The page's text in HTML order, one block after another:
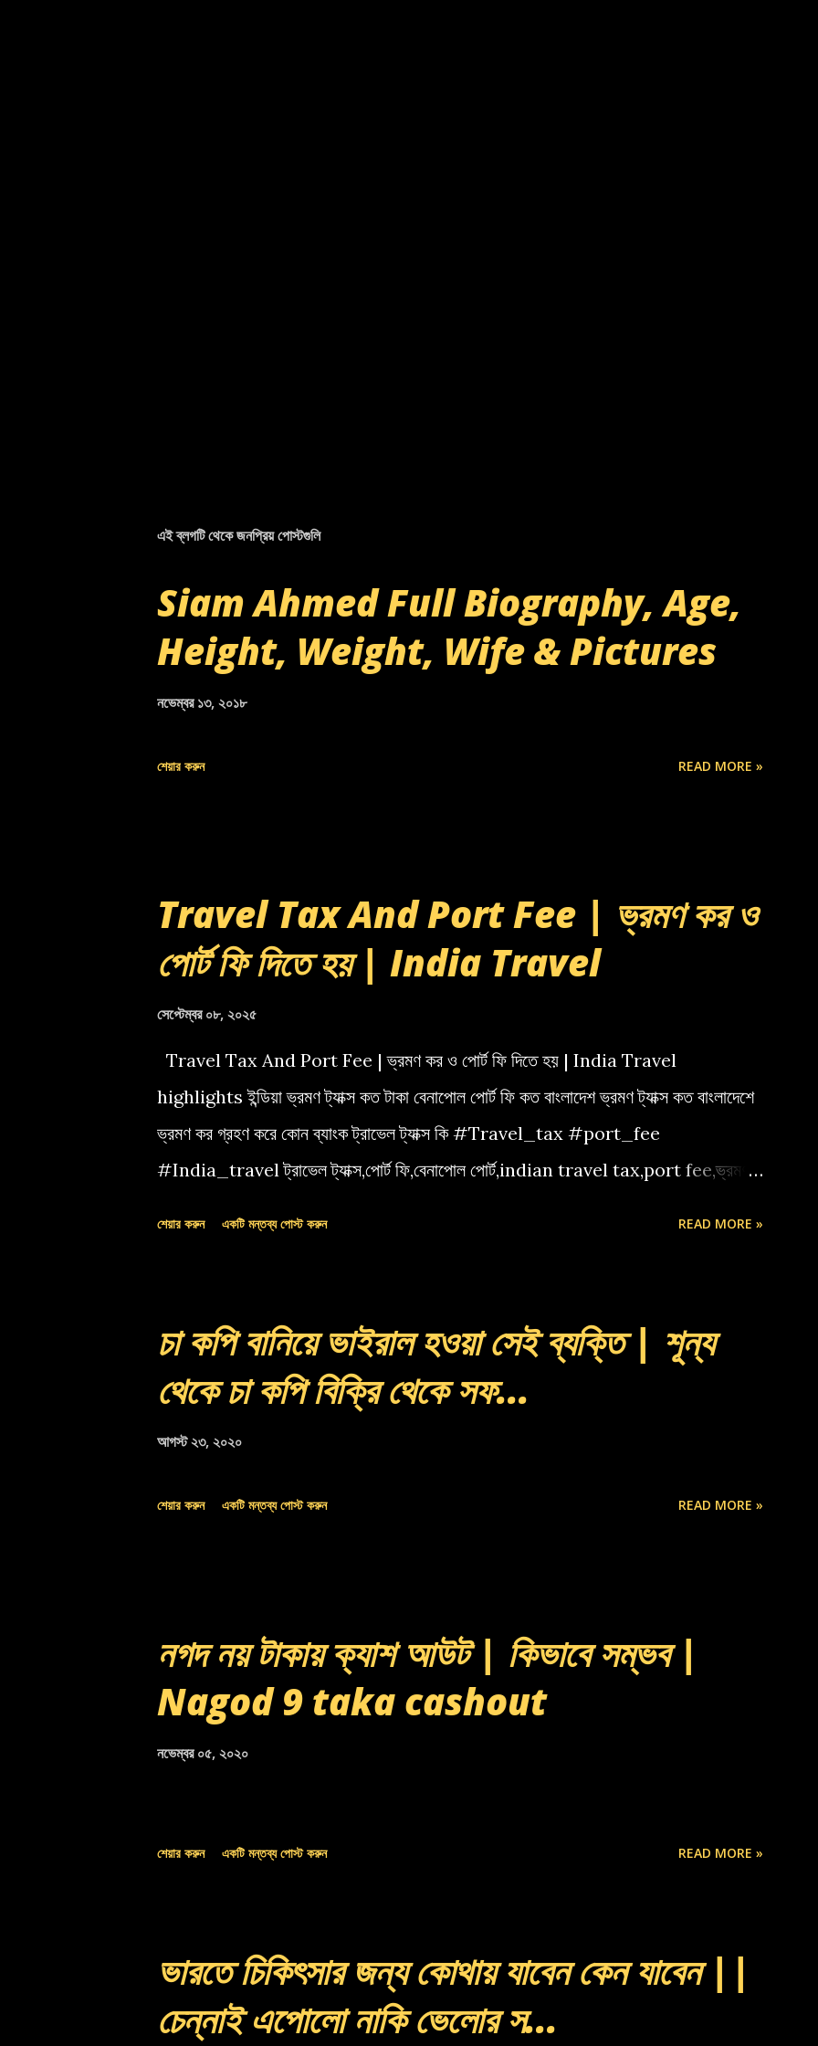
এই ব্লগটি থেকে জনপ্রিয় পোস্টগুলি
Siam Ahmed Full Biography, Age,
Height, Weight, Wife & Pictures
নভেম্বর ১৩, ২০১৮
শেয়ার করুন READ MORE »
Travel Tax And Port Fee | ভ্রমণ কর ও
পোর্ট ফি দিতে হয় | India Travel
সেপ্টেম্বর ০৮, ২০২৫
Travel Tax And Port Fee | ভ্রমণ কর ও পোর্ট ফি দিতে হয় | India Travel
highlights ইন্ডিয়া ভ্রমণ ট্যাক্স কত টাকা বেনাপোল পোর্ট ফি কত বাংলাদেশ ভ্রমণ ট্যাক্স কত বাংলাদেশে
ভ্রমণ কর গ্রহণ করে কোন ব্যাংক ট্রাভেল ট্যাক্স কি #Travel_tax #port_fee
#India_travel ট্রাভেল ট্যাক্স,পোর্ট ফি,বেনাপোল পোর্ট,indian travel tax,port fee,ভ্রমণ
শেয়ার করুন একটি মন্তব্য পোস্ট করুন READ MORE »
চা কপি বানিয়ে ভাইরাল হওয়া সেই ব্যক্তি | শূন্য
থেকে চা কপি বিক্রি থেকে সফ...
আগস্ট ২৩, ২০২০
শেয়ার করুন একটি মন্তব্য পোস্ট করুন READ MORE »
নগদ নয় টাকায় ক্যাশ আউট | কিভাবে সম্ভব |
Nagod 9 taka cashout
নভেম্বর ০৫, ২০২০
শেয়ার করুন একটি মন্তব্য পোস্ট করুন READ MORE »
ভারতে চিকিৎসার জন্য কোথায় যাবেন কেন যাবেন ||
চেন্নাই এপোলো নাকি ভেলোর স...